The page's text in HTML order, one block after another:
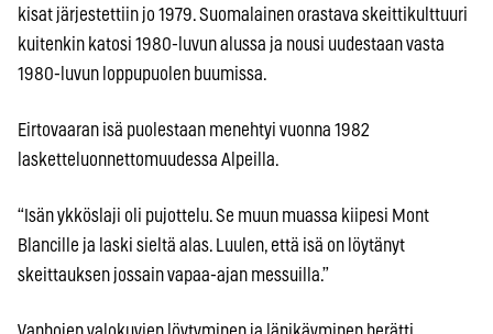
kisat järjestettiin jo 1979. Suomalainen orastava skeittikulttuuri
kuitenkin katosi 1980-luvun alussa ja nousi uudestaan vasta
1980-luvun loppupuolen buumissa.
Eirtovaaran isä puolestaan menehtyi vuonna 1982
lasketteluonnettomuudessa Alpeilla.
“Isän ykköslaji oli pujottelu. Se muun muassa kiipesi Mont
Blancille ja laski sieltä alas. Luulen, että isä on löytänyt
skeittauksen jossain vapaa-ajan messuilla.”